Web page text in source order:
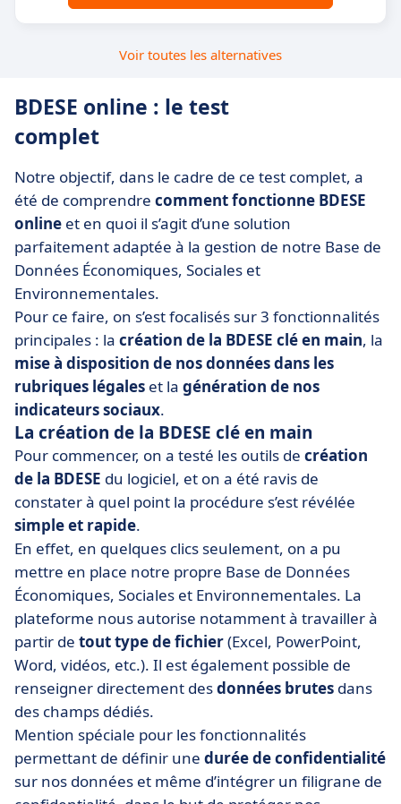
Voir toutes les alternatives
BDESE online : le test
complet
Notre objectif, dans le cadre de ce test complet, a
été de comprendre comment fonctionne BDESE
online et en quoi il s’agit d’une solution
parfaitement adaptée à la gestion de notre Base de
Données Économiques, Sociales et
Environnementales.
Pour ce faire, on s’est focalisés sur 3 fonctionnalités
principales : la création de la BDESE clé en main, la
mise à disposition de nos données dans les
rubriques légales et la génération de nos
indicateurs sociaux.
La création de la BDESE clé en main
Pour commencer, on a testé les outils de création
de la BDESE du logiciel, et on a été ravis de
constater à quel point la procédure s’est révélée
simple et rapide.
En effet, en quelques clics seulement, on a pu
mettre en place notre propre Base de Données
Économiques, Sociales et Environnementales. La
plateforme nous autorise notamment à travailler à
partir de tout type de fichier(Excel, PowerPoint,
Word, vidéos, etc.). Il est également possible de
renseigner directement desdonnées brutes dans
des champs dédiés.
Mention spéciale pour les fonctionnalités
permettant de définir une durée de confidentialité
sur nos données et même d’intégrer un filigrane de